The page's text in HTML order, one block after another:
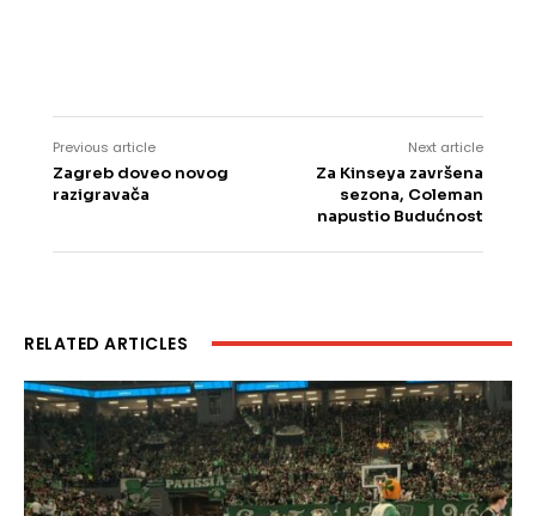
Previous article
Zagreb doveo novog
razigravača
Next article
Za Kinseya završena
sezona, Coleman
napustio Budućnost
RELATED ARTICLES